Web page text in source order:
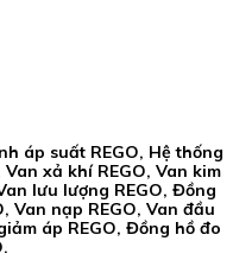
áp suất REGO, Hệ thống
xả khí REGO, Van kim
lưu lượng REGO, Đồng
Van nạp REGO, Van đầu
áp REGO, Đồng hồ đo